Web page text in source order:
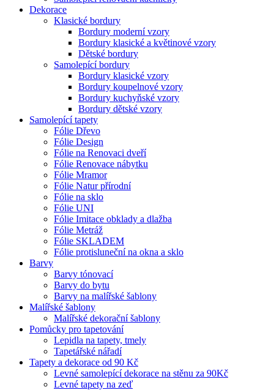
Dekorace
Klasické bordury
Bordury moderní vzory
Bordury klasické a květinové vzory
Dětské bordury
Samolepící bordury
Bordury klasické vzory
Bordury koupelnové vzory
Bordury kuchyňské vzory
Bordury dětské vzory
Samolepící tapety
Fólie Dřevo
Fólie Design
Fólie na Renovaci dveří
Fólie Renovace nábytku
Fólie Mramor
Fólie Natur přírodní
Fólie na sklo
Fólie UNI
Fólie Imitace obklady a dlažba
Fólie Metráž
Fólie SKLADEM
Fólie protisluneční na okna a sklo
Barvy
Barvy tónovací
Barvy do bytu
Barvy na malířské šablony
Malířské šablony
Malířské dekorační šablony
Pomůcky pro tapetování
Lepidla na tapety, tmely
Tapetářské nářadí
Tapety a dekorace od 90 Kč
Levné samolepící dekorace na stěnu za 90Kč
Levné tapety na zeď